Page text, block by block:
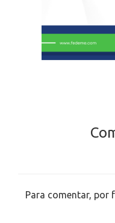
Para comentar, por